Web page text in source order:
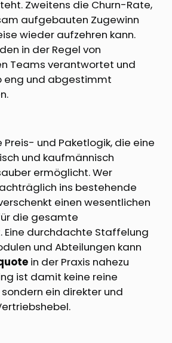
Zweitens die Churn-Rate,
aufgebauten Zugewinn
wieder aufzehren kann.
in der Regel von
Teams verantwortet und
eng und abgestimmt
und Paketlogik, die eine
und kaufmännisch
ermöglicht. Wer
ins bestehende
einen wesentlichen
die gesamte
Eine durchdachte Staffelung
und Abteilungen kann
in der Praxis nahezu
ist damit keine reine
ein direkter und